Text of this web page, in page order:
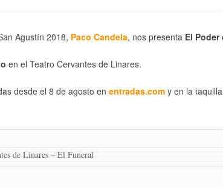
Agustín 2018, Paco Candela, nos presenta El Poder
en el Teatro Cervantes de Linares.
desde el 8 de agosto en entradas.com y en la
de Linares – El Funeral